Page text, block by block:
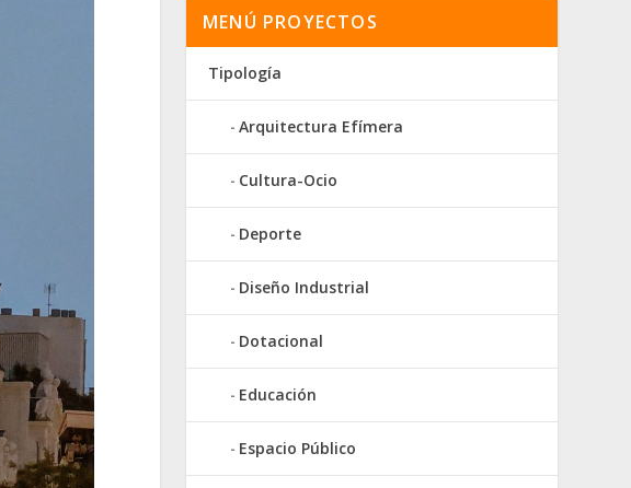
MENÚ PROYECTOS
Tipología
Arquitectura Efímera
Cultura-Ocio
Deporte
Diseño Industrial
Dotacional
Educación
Espacio Público